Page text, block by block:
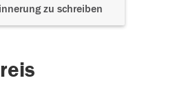
zu schreiben